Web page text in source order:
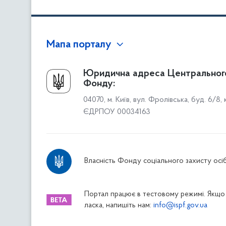
Мапа порталу
Про Фонд
Керівництво
Структура Фонду
Територіальні відділення
Дніпропетровське відділення
Житомирське відділення
Закарпатське відділення
Юридична адреса
Фонду:
04070, м. Київ, вул. Фролівська, буд. 6/8,
ЄДРПОУ 00034163
Власність Фонду соціального захисту осіб
Портал працює в тестовому режимі. Якщо
ласка, напишіть нам: info@ispf.gov.ua